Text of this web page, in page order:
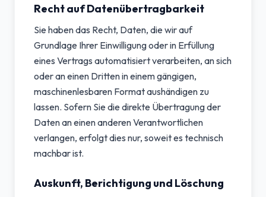
Recht auf Datenübertragbarkeit
Sie haben das Recht, Daten, die wir auf
Grundlage Ihrer Einwilligung oder in Erfüllung
eines Vertrags automatisiert verarbeiten, an sich
oder an einen Dritten in einem gängigen,
maschinenlesbaren Format aushändigen zu
lassen. Sofern Sie die direkte Übertragung der
Daten an einen anderen Verantwortlichen
verlangen, erfolgt dies nur, soweit es technisch
machbar ist.
Auskunft, Berichtigung und Löschung